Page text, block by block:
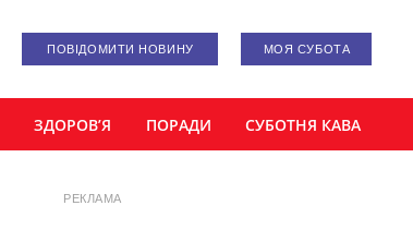
ПОВІДОМИТИ НОВИНУ МОЯ СУБОТА
ЗДОРОВ’Я ПОРАДИ СУБОТНЯ КАВА
РЕКЛАМА